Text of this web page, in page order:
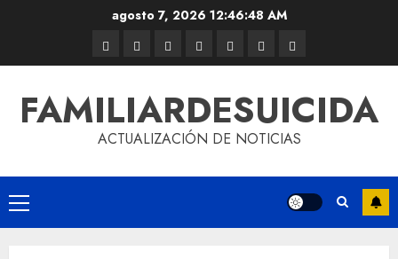
agosto 7, 2026 12:46:48 AM
FAMILIARDESUICIDA
ACTUALIZACIÓN DE NOTICIAS